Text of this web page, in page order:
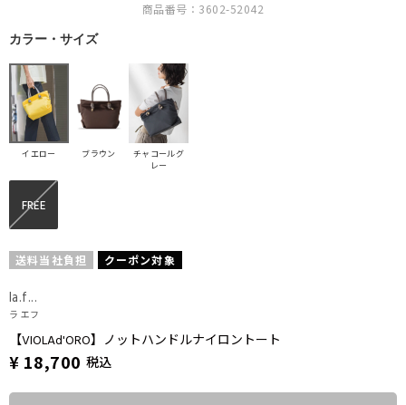
商品番号：3602-52042
カラー・サイズ
イエロー ブラウン
チャコールグ
レー
FREE
送料当社負担 クーポン対象
la.f...
ラ エフ
【VIOLAd'ORO】ノットハンドルナイロントート
¥ 18,700 税込